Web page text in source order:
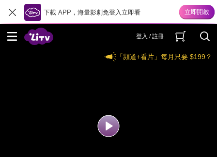
下載 APP，海量影劇免登入立即看
登入 / 註冊
「頻道+看片」每月只要 $199？